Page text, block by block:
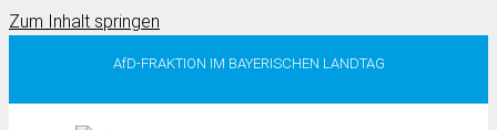
Zum Inhalt springen
AfD-FRAKTION IM BAYERISCHEN LANDTAG